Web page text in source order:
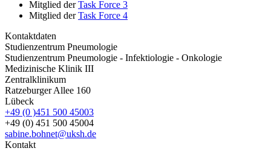
Mitglied derTask Force 3
Mitglied derTask Force 4
Kontaktdaten
Studienzentrum Pneumologie
Studienzentrum Pneumologie - Infektiologie - Onkologie
Medizinische Klinik III
Zentralklinikum
Ratzeburger Allee 160
Lübeck
+49 (0 )451 500 45003
+49 (0) 451 500 45004
sabine.bohnet@uksh.de
Kontakt